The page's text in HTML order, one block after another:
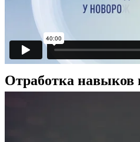
Отработка навыков